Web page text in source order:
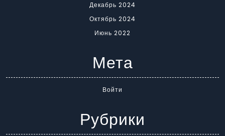
Декабрь 2024
Октябрь 2024
Июнь 2022
Мета
Войти
Рубрики